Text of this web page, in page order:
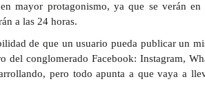
mayor protagonismo, ya que se verán
a las 24 horas.
de que un usuario pueda publicar un
del conglomerado Facebook: Instagram,
pero todo apunta a que vaya a